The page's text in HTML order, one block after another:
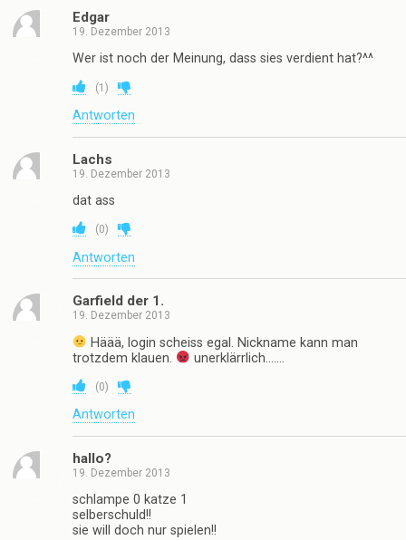
Edgar
19. Dezember 2013
Wer ist noch der Meinung, dass sies verdient hat?^^
(1 )
Antworten
Lachs
19. Dezember 2013
dat ass
(0)
Antworten
Garfield der 1.
19. Dezember 2013
Häää, login scheiss egal. Nickname kann man
trotzdem klauen.
unerklärrlich…….
(0)
Antworten
hallo?
19. Dezember 2013
schlampe 0 katze 1
selberschuld!!
sie will doch nur spielen!!